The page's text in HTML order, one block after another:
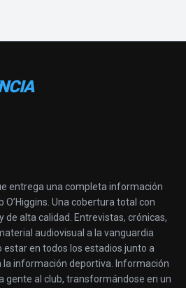
entrega una completa información
Una cobertura total con
alta calidad. Entrevistas, crónicas,
audiovisual a la vanguardia
estar en todos los estadios junto a
la información deportiva. Información
gente al club, transformándose en un